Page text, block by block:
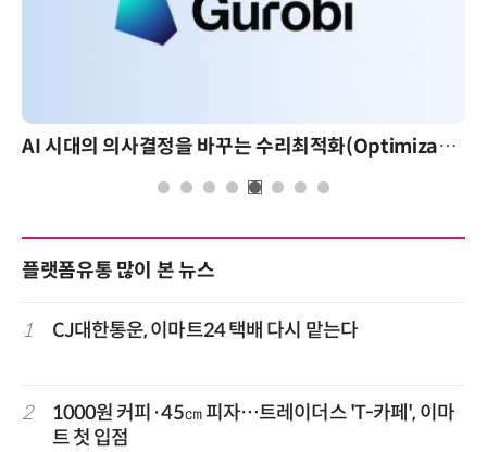
AI 시대의 의사결정을 바꾸는 수리최적화(Optimization): 실제 산업 적용 사례와 활용 전략
플랫폼유통 많이 본 뉴스
1 CJ대한통운, 이마트24 택배 다시 맡는다
2
1000원 커피·45㎝ 피자…트레이더스 'T-카페', 이마
트 첫 입점